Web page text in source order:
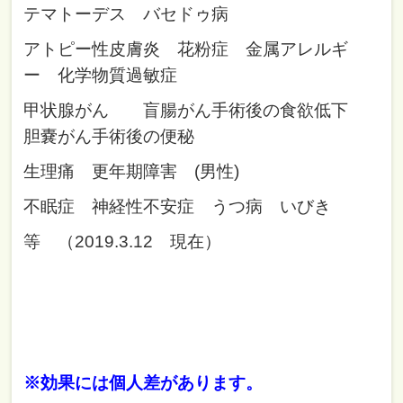
テマトーデス バセドゥ病
アトピー性皮膚炎 花粉症 金属アレルギ
ー 化学物質過敏症
甲状腺がん盲腸がん手術後の食欲低下
胆嚢がん手術後の便秘
生理痛 更年期障害 (男性)
不眠症 神経性不安症 うつ病 いびき
等 （2019.3.12 現在）
※効果には個人差があります。